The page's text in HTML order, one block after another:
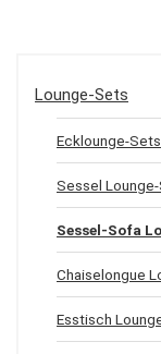
Lounge-Sets
Ecklounge-Sets
Sessel
Sessel-Sofa
Chaiselongue
Esstisch